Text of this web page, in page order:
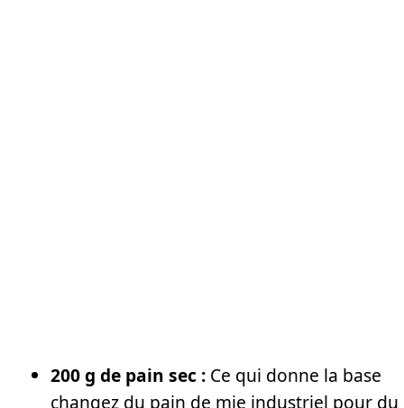
200 g de pain sec : Ce qui donne la base
changez du pain de mie industriel pour du